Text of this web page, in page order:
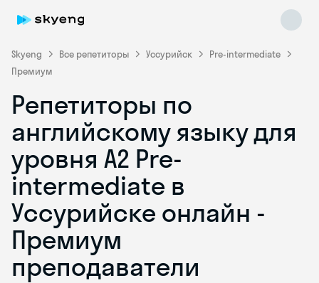
Skyeng Все репетиторы Уссурийск
Pre-intermediate
Премиум
Репетиторы по
английскому языку для
уровня A2 Pre-
intermediate в
Уссурийске онлайн -
Премиум
преподаватели
Skyeng Chat